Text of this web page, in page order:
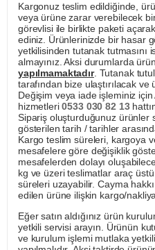
Kargonuz teslim edildiğinde,
veya ürüne zarar verebilecek
görevlisi ile birlikte paketi
ediniz. Ürünlerinizde bir hasar
yetkilisinden tutanak tutmasını
almayınız. Aksi durumlarda
yapılmamaktadır. Tutanak
tarafından bize ulaştırılacak ve
Değişim veya iade işleminiz
hizmetleri0533 030 82 13
Sipariş oluşturduğunuz ürünler
gösterilen tarih / tarihler
Kargo teslim süreleri, kargoya
mesafelere göre değişiklik
mesafelerden dolayı
kg ve üzeri teslimatlar araç
süreleri uzayabilir. Cayma
edilen ürüne ilişkin kargo/
Eğer satın aldığınız ürün
yetkili servisi arayın. Ürünün
ve kurulum işlemi mutlaka